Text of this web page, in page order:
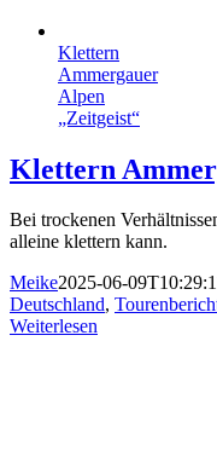
Klettern
Ammer­gauer
Alpen
„Zeitgeist“
Klettern
Bei trockenen
alleine klettern kann.
Meike2025-06-
Deutschland,
Weiterlesen